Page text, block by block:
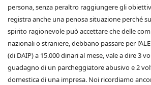
persona, senza peraltro raggiungere gli
registra anche una penosa situazione perché
spirito ragionevole può accettare che delle
nazionali o straniere, debbano passare per
(di DAIP) a 15.000 dinari al mese, vale a dire 3
guadagno di un parcheggiatore abusivo e 2
domestica di una impresa. Noi ricordiamo